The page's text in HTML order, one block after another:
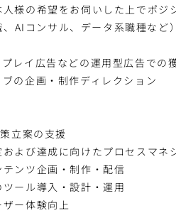
様の希望をお伺いした上でポジ
AIコンサル、データ系職種など）
レイ広告などの運用型広告での
の企画・制作ディレクション
立案の支援
よび達成に向けたプロセスマネ
ンツ企画・制作・配信
ール導入・設計・運用
ー体験向上